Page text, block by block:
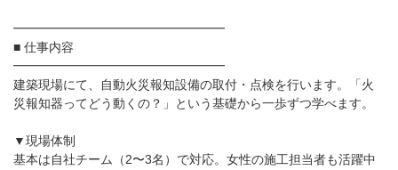
━━━━━━━━━━━━━━━━━
■ 仕事内容
━━━━━━━━━━━━━━━━━
建築現場にて、自動火災報知設備の取付・点検を行います。「火
災報知器ってどう動くの？」という基礎から一歩ずつ学べます。
▼現場体制
基本は自社チーム（2〜3名）で対応。女性の施工担当者も活躍中